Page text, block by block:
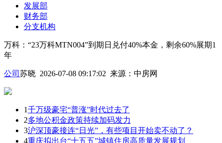
发展部
财务部
分支机构
万科：“23万科MTN004”到期日兑付40%本金，剩余60%展期1
年
公司 苏晓 2026-07-08 09:17:02 来源： 中房网
1千万级豪宅“普涨”时代过去了
2多地公积金政策持续加码发力
3沪深顶豪接连“日光”，有些项目开始卖不动了？
4重庆拟出台“十五五”城镇住房高质量发展规划